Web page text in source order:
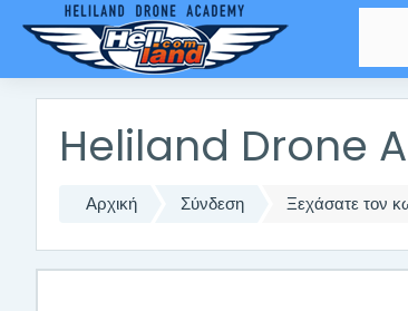
Μετάβαση στο κεντρικό περιεχόμενο
Heliland Drone
Αρχική Σύνδεση Ξεχάσατε τον